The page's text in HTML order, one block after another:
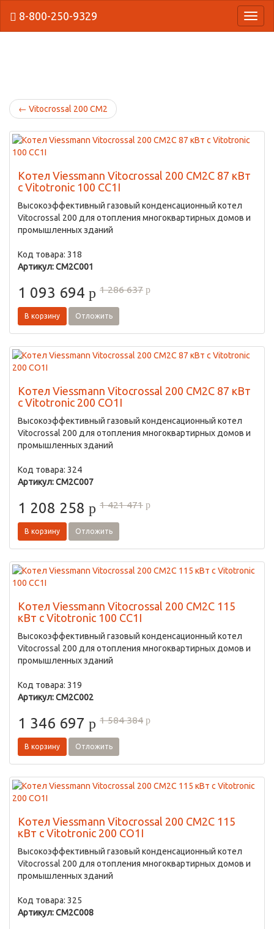
8-800-250-9329
← Vitocrossal 200 CM2
Котел Viessmann Vitocrossal 200 CM2C 87 кВт
с Vitotronic 100 CC1I
Высокоэффективный газовый конденсационный котел
Vitocrossal 200 для отопления многоквартирных домов и
промышленных зданий
Код товара: 318
Артикул: CM2C001
1 093 694 p 1 286 637 p
В корзину Отложить
Котел Viessmann Vitocrossal 200 CM2C 87 кВт
с Vitotronic 200 CO1I
Высокоэффективный газовый конденсационный котел
Vitocrossal 200 для отопления многоквартирных домов и
промышленных зданий
Код товара: 324
Артикул: CM2C007
1 208 258 p 1 421 471 p
В корзину Отложить
Котел Viessmann Vitocrossal 200 CM2C 115
кВт с Vitotronic 100 CC1I
Высокоэффективный газовый конденсационный котел
Vitocrossal 200 для отопления многоквартирных домов и
промышленных зданий
Код товара: 319
Артикул: CM2C002
1 346 697 p 1 584 384 p
В корзину Отложить
Котел Viessmann Vitocrossal 200 CM2C 115
кВт с Vitotronic 200 CO1I
Высокоэффективный газовый конденсационный котел
Vitocrossal 200 для отопления многоквартирных домов и
промышленных зданий
Код товара: 325
Артикул: CM2C008